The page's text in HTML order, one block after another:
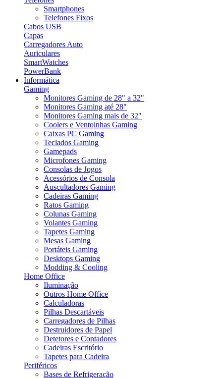
Smartphones
Telefones Fixos
Cabos USB
Capas
Carregadores Auto
Auriculares
SmartWatches
PowerBank
Informática
Gaming
Monitores Gaming de 28" a 32"
Monitores Gaming até 28"
Monitores Gaming mais de 32"
Coolers e Ventoinhas Gaming
Caixas PC Gaming
Teclados Gaming
Gamepads
Microfones Gaming
Consolas de Jogos
Acessórios de Consola
Auscultadores Gaming
Cadeiras Gaming
Ratos Gaming
Colunas Gaming
Volantes Gaming
Tapetes Gaming
Mesas Gaming
Portáteis Gaming
Desktops Gaming
Modding & Cooling
Home Office
Iluminação
Outros Home Office
Calculadoras
Pilhas Descartáveis
Carregadores de Pilhas
Destruidores de Papel
Detetores e Contadores
Cadeiras Escritório
Tapetes para Cadeira
Periféricos
Bases de Refrigeração